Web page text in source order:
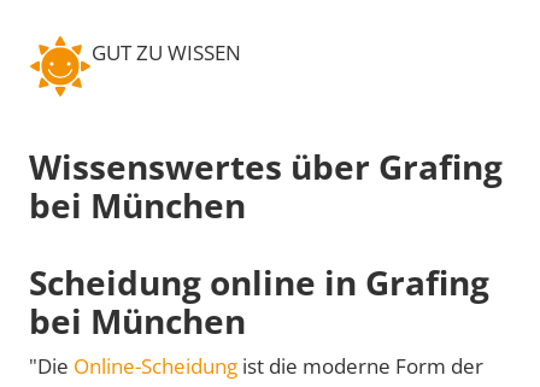
GUT ZU WISSEN
Wissenswertes über Grafing
bei München
Scheidung online in Grafing
bei München
"Die Online-Scheidung ist die moderne Form der